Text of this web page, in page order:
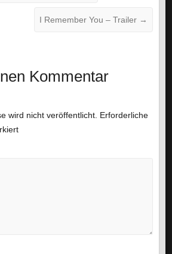
I Remember You – Trailer →
Kommentar
wird nicht veröffentlicht. Erforderliche